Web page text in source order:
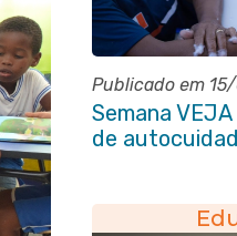
Publicado em
Semana
de